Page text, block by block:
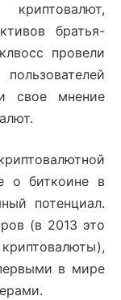
братья-
провели
свое мнение
о биткоине в
потенциал.
(в 2013 это
в мире